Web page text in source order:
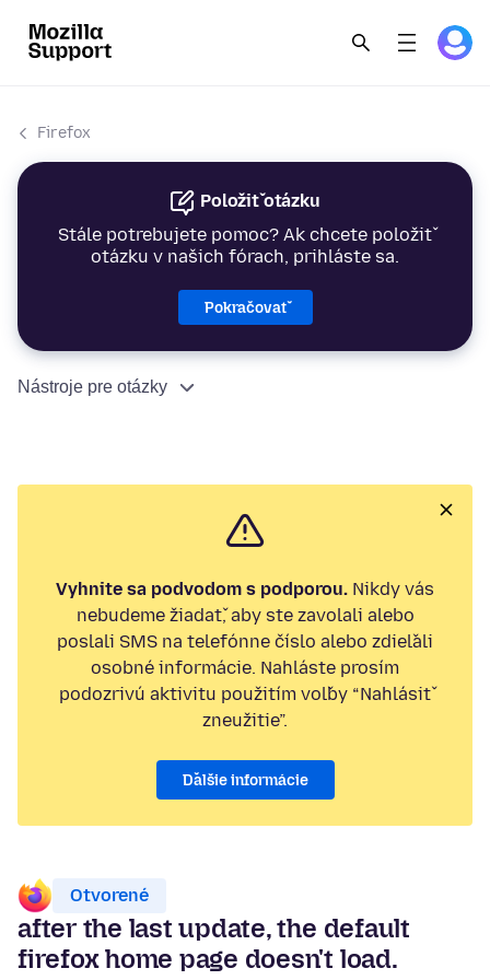
Firefox
Položiť otázku
Stále potrebujete pomoc? Ak chcete položiť
otázku v našich fórach, prihláste sa.
Pokračovať
Nástroje pre otázky
Vyhnite sa podvodom s podporou. Nikdy vás
nebudeme žiadať, aby ste zavolali alebo
poslali SMS na telefónne číslo alebo zdieľali
osobné informácie. Nahláste prosím
podozrivú aktivitu použitím voľby “Nahlásiť
zneužitie”.
Ďalšie informácie
Otvorené
after the last update, the default
firefox home page doesn't load.